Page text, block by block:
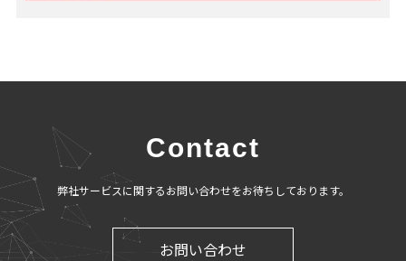
Contact
弊社サービスに関するお問い合わせをお待ちしております。
お問い合わせ